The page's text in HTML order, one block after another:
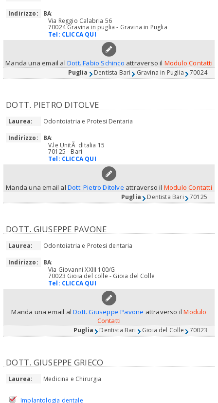
Indirizzo:
BA:
Via Reggio Calabria 56
70024 Gravina in puglia - Gravina in Puglia
Tel: CLICCA QUI
Manda una email alDott. Fabio Schinco attraverso il Modulo Contatti
Puglia Dentista Bari Gravina in Puglia 70024
DOTT. PIETRO DITOLVE
Laurea:
Odontoiatria e Protesi Dentaria
Indirizzo:
BA:
V.le UnitÃ dItalia 15
70125 - Bari
Tel: CLICCA QUI
Manda una email al Dott. Pietro Ditolve attraverso il Modulo Contatti
Puglia Dentista Bari 70125
DOTT. GIUSEPPE PAVONE
Laurea:
Odontoiatria e Protesi dentaria
Indirizzo:
BA:
Via Giovanni XXIII 100/G
70023 Gioia del colle - Gioia del Colle
Tel: CLICCA QUI
Manda una email alDott. Giuseppe Pavone attraverso ilModulo
Contatti
Puglia Dentista Bari Gioia del Colle 70023
DOTT. GIUSEPPE GRIECO
Laurea: Medicina e Chirurgia
Implantologia dentale